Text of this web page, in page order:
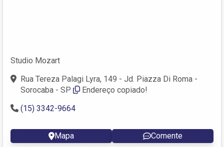
Studio Mozart
Rua Tereza Palagi Lyra, 149 - Jd. Piazza Di Roma -
Sorocaba - SP
Endereço copiado!
(15) 3342-9664
Mapa Comente